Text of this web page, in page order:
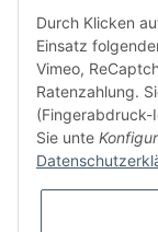
* Alle
Durch Klicken
Einsatz
Vimeo,
Ratenzahlung.
(Fingerabdruck-
Sie unte